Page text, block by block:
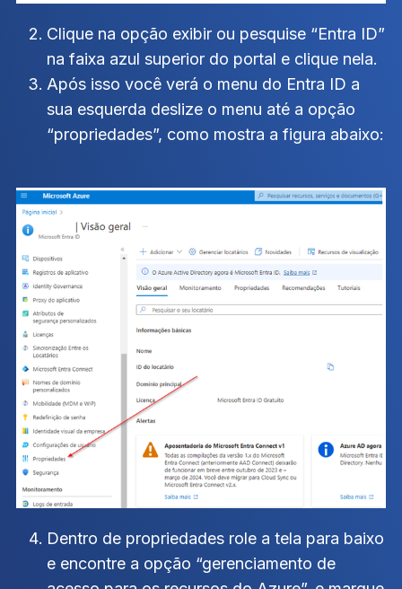
Clique na opção exibir ou pesquise “Entra ID”
na faixa azul superior do portal e clique nela.
Após isso você verá o menu do Entra ID a
sua esquerda deslize o menu até a opção
“propriedades”, como mostra a figura abaixo:
Dentro de propriedades role a tela para baixo
e encontre a opção “gerenciamento de